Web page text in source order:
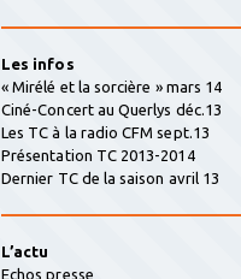
Les infos
« Mirélé et la sorcière » mars 14
Ciné-Concert au Querlys déc.13
Les TC à la radio CFM sept.13
Présentation TC 2013-2014
Dernier TC de la saison avril 13
L’actu
Echos presse